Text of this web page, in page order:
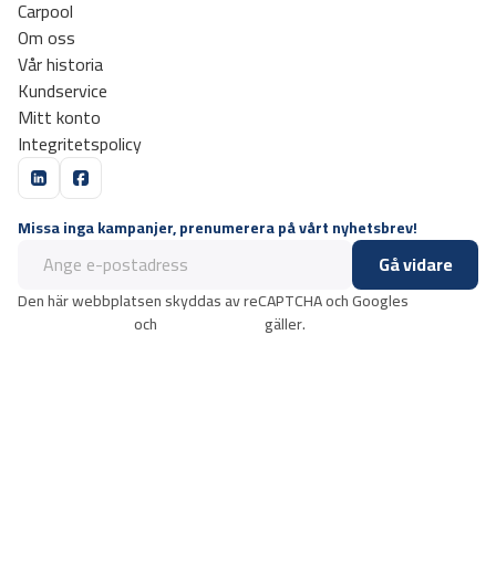
Carpool
Om oss
Vår historia
Kundservice
Mitt konto
Integritetspolicy
Missa inga kampanjer, prenumerera på vårt nyhetsbrev!
Gå vidare
Den här webbplatsen skyddas av reCAPTCHA och Googles
och gäller.